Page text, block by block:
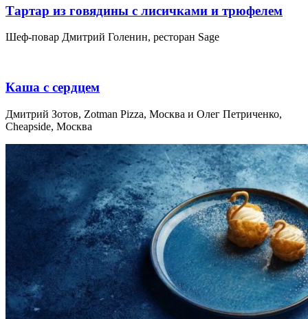
Тартар из говядины с лисичками и трюфелем
Шеф-повар Дмитрий Голенин, ресторан Sage
Каша с сердцем
Дмитрий Зотов, Zotman Pizza, Москва и Олег Петриченко,
Cheapside, Москва